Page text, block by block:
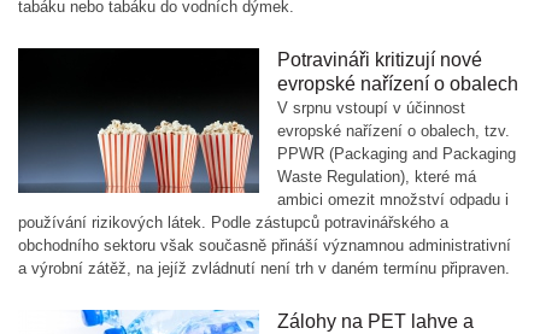
tabáku nebo tabáku do vodních dýmek.
Potravináři kritizují nové
evropské nařízení o obalech
V srpnu vstoupí v účinnost
evropské nařízení o obalech, tzv.
PPWR (Packaging and Packaging
Waste Regulation), které má
ambici omezit množství odpadu i
používání rizikových látek. Podle zástupců potravinářského a
obchodního sektoru však současně přináší významnou administrativní
a výrobní zátěž, na jejíž zvládnutí není trh v daném termínu připraven.
Zálohy na PET lahve a